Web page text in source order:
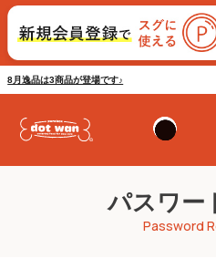
8月逸品は3商品が登場です♪
パスワー
Password